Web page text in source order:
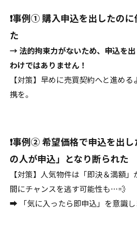
❗️事例① 購入申込を出したの
た
→ 法的拘束力がないため、申込を
わけではありません！
【対策】早めに売買契約へと進め
携を。
❗️事例② 希望価格で申込を出
の人が申込」となり断られた
【対策】人気物件は「即決＆満額
間にチャンスを逃す可能性も…💨
➡ 「気に入ったら即申込」を意識し